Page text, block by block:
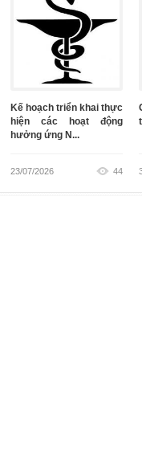
Kế hoạch triển khai thực
hiện các hoạt động
hưởng ứng N...
23/07/2026 44